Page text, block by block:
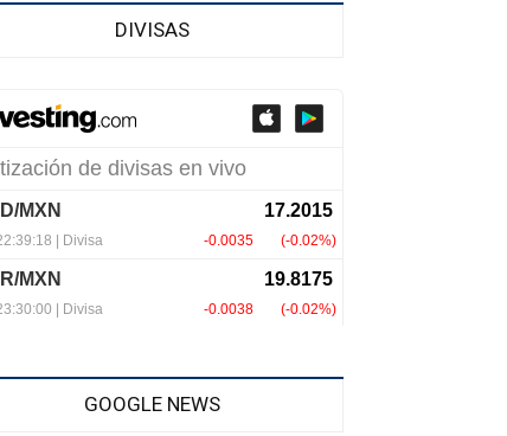
DIVISAS
GOOGLE NEWS